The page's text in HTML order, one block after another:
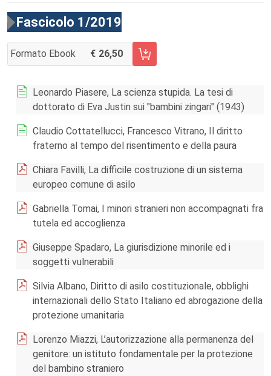
Fascicolo 1/2019
Formato Ebook 26,50
AGGIUNGI AL CARRELLO FASCICOLO 1/2019
Leonardo Piasere, La scienza stupida. La tesi di
dottorato di Eva Justin sui "bambini zingari" (1943)
Claudio Cottatellucci, Francesco Vitrano, Il diritto
fraterno al tempo del risentimento e della paura
Chiara Favilli, La difficile costruzione di un sistema
europeo comune di asilo
Gabriella Tomai, I minori stranieri non accompagnati fra
tutela ed accoglienza
Giuseppe Spadaro, La giurisdizione minorile ed i
soggetti vulnerabili
Silvia Albano, Diritto di asilo costituzionale, obblighi
internazionali dello Stato Italiano ed abrogazione della
protezione umanitaria
Lorenzo Miazzi, L’autorizzazione alla permanenza del
genitore: un istituto fondamentale per la protezione
del bambino straniero